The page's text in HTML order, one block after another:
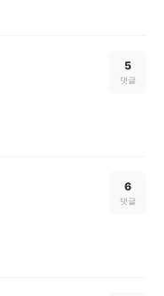
5
댓글
6
댓글